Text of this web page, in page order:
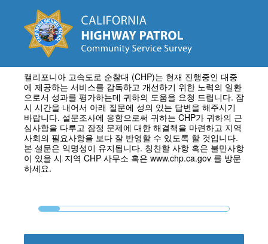
캘리포니아 고속도로 순찰대 (CHP)는 현재 진행중인 대중
에 제공하는 서비스를 감독하고 개선하기 위한 노력의 일환
으로서 성과를 평가하는데 귀하의 도움을 요청 드립니다. 잠
시 시간을 내어서 아래 질문에 성의 있는 답변을 해주시기
바랍니다. 설문조사에 응함으로써 귀하는 CHP가 귀하의 근
심사항을 다루고 잠정 문제에 대한 해결책을 마련하고 지역
사회의 필요사항을 보다 잘 반영할 수 있도록 할 것입니다.
본 설문은 익명성이 유지됩니다. 칭찬할 사항 혹은 불만사항
이 있을 시 지역 CHP 사무소 혹은 www.chp.ca.gov 를 방문
하세요.